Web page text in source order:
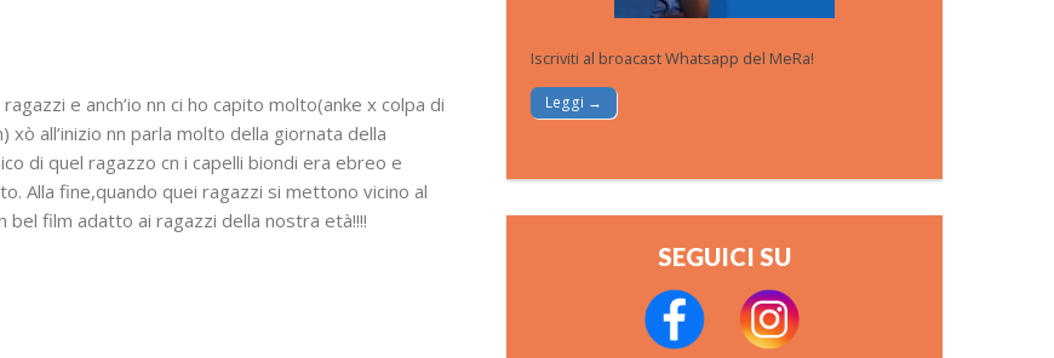
e anch’io nn ci ho capito molto(anke x colpa di
xò all’inizio nn parla molto della giornata della
di quel ragazzo cn i capelli biondi era ebreo e
Alla fine,quando quei ragazzi si mettono vicino al
bel film adatto ai ragazzi della nostra età!!!!
Iscriviti al broacast Whatsapp del MeRa!
Leggi →
SEGUICI SU